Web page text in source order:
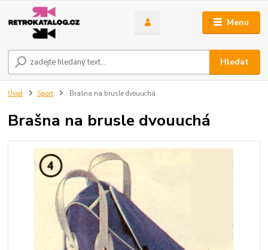
Menu
Hledat
Úvod Sport Brašna na brusle dvouuchá
Brašna na brusle dvouuchá